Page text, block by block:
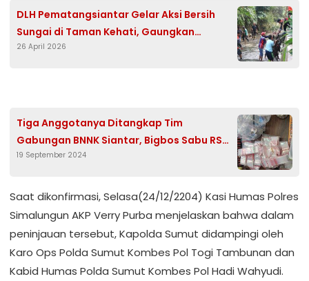
DLH Pematangsiantar Gelar Aksi Bersih
Sungai di Taman Kehati, Gaungkan
Semangat Hari Bumi
26 April 2026
Tiga Anggotanya Ditangkap Tim
Gabungan BNNK Siantar, Bigbos Sabu RS
Kian Bebas Beroperasi 24 Jam, Kok Bisa?
19 September 2024
Saat dikonfirmasi, Selasa(24/12/2204) Kasi Humas Polres
Simalungun AKP Verry Purba menjelaskan bahwa dalam
peninjauan tersebut, Kapolda Sumut didampingi oleh
Karo Ops Polda Sumut Kombes Pol Togi Tambunan dan
Kabid Humas Polda Sumut Kombes Pol Hadi Wahyudi.